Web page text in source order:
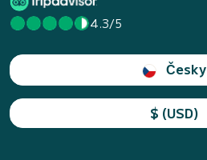
4.3/5
Česky
$ (USD)